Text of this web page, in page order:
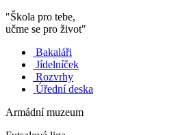
"Škola pro tebe,
učme se pro život"
Bakaláři
Jídelníček
Rozvrhy
Úřední deska
Armádní muzeum